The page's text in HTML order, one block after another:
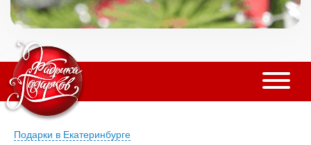
Подарки в Екатеринбурге